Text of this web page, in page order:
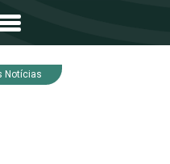
Notícias